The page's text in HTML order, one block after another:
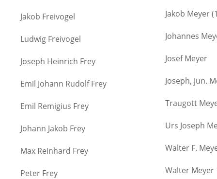
Jakob Freivogel
Ludwig Freivogel
Joseph Heinrich Frey
Emil Johann Rudolf Frey
Emil Remigius Frey
Johann Jakob Frey
Max Reinhard Frey
Peter Frey
Jakob Meyer
Johannes
Josef Meyer
Joseph, jun.
Traugott
Urs Joseph
Walter F.
Walter Meyer